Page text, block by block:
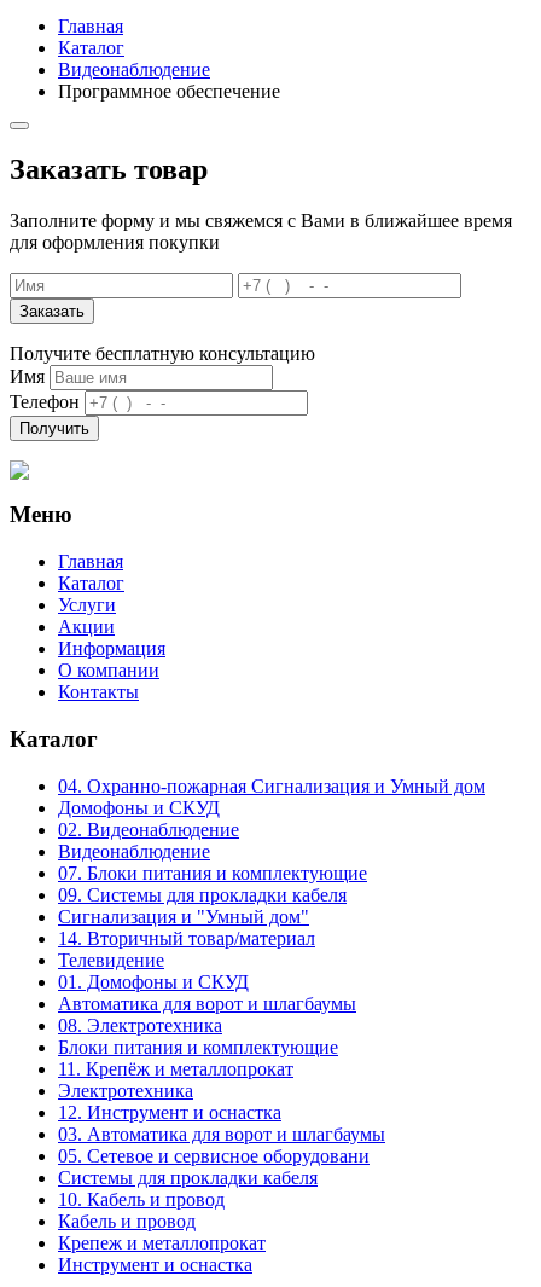
Главная
Каталог
Видеонаблюдение
Программное обеспечение
Заказать товар
Заполните форму и мы свяжемся с Вами в ближайшее время
для оформления покупки
Заказать
Получите бесплатную консультацию
Имя
Телефон
Получить
Меню
Главная
Каталог
Услуги
Акции
Информация
О компании
Контакты
Каталог
04. Охранно-пожарная Сигнализация и Умный дом
Домофоны и СКУД
02. Видеонаблюдение
Видеонаблюдение
07. Блоки питания и комплектующие
09. Системы для прокладки кабеля
Сигнализация и "Умный дом"
14. Вторичный товар/материал
Телевидение
01. Домофоны и СКУД
Автоматика для ворот и шлагбаумы
08. Электротехника
Блоки питания и комплектующие
11. Крепёж и металлопрокат
Электротехника
12. Инструмент и оснастка
03. Автоматика для ворот и шлагбаумы
05. Сетевое и сервисное оборудовани
Системы для прокладки кабеля
10. Кабель и провод
Кабель и провод
Крепеж и металлопрокат
Инструмент и оснастка